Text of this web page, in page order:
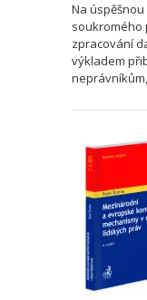
Na
soukromého
zpracování
výkladem